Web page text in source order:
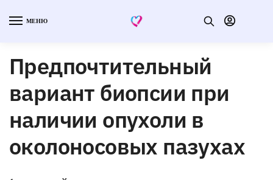
МЕНЮ
Предпочтительный
вариант биопсии при
наличии опухоли в
околоносовых пазухах